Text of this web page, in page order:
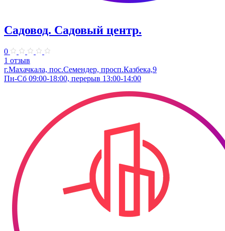
Садовод. Садовый центр.
0
1 отзыв
г.Махачкала, пос.Семендер, просп.Казбека,9
Пн-Сб 09:00-18:00, перерыв 13:00-14:00